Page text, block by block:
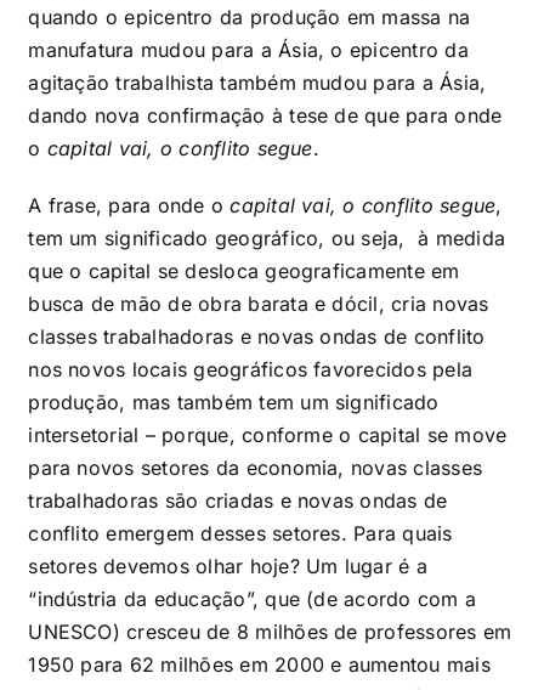
quando o epicentro da produção em massa na
manufatura mudou para a Ásia, o epicentro da
agitação trabalhista também mudou para a Ásia,
dando nova confirmação à tese de que para onde
o capital vai, o conflito segue.
A frase, para onde ocapital vai, o conflito segue,
tem um significado geográfico, ou seja, à medida
que o capital se desloca geograficamente em
busca de mão de obra barata e dócil, cria novas
classes trabalhadoras e novas ondas de conflito
nos novos locais geográficos favorecidos pela
produção, mas também tem um significado
intersetorial – porque, conforme o capital se move
para novos setores da economia, novas classes
trabalhadoras são criadas e novas ondas de
conflito emergem desses setores. Para quais
setores devemos olhar hoje? Um lugar é a
“indústria da educação”, que (de acordo com a
UNESCO) cresceu de 8 milhões de professores em
1950 para 62 milhões em 2000 e aumentou mais